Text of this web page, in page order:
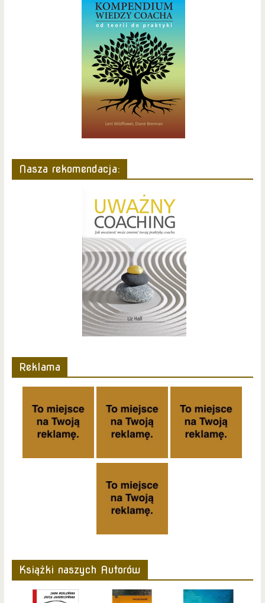
Nasza rekomendacja:
Reklama
Książki naszych Autorów